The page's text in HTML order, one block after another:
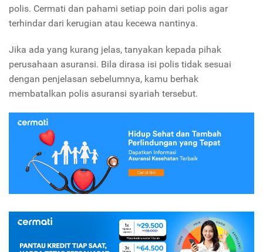
polis. Cermati dan pahami setiap poin dari polis agar
terhindar dari kerugian atau kecewa nantinya.
Jika ada yang kurang jelas, tanyakan kepada pihak
perusahaan asuransi. Bila dirasa isi polis tidak sesuai
dengan penjelasan sebelumnya, kamu berhak
membatalkan polis asuransi syariah tersebut.